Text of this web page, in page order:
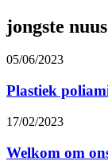
jongste nuus
05/06/2023
Plastiek
17/02/2023
Welkom om